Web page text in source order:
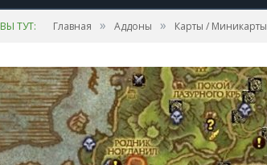
ВЫ ТУТ: Главная » Аддоны » Карты / Миникарты